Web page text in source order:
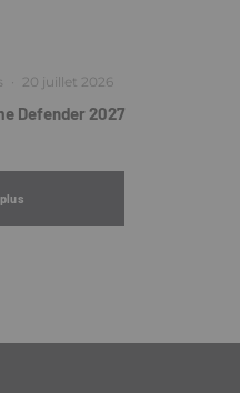
· 20 juillet 2026
Defender 2027